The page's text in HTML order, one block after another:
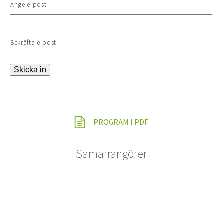
Ange e-post
Bekräfta e-post
Skicka in
PROGRAM I PDF
Samarrangörer